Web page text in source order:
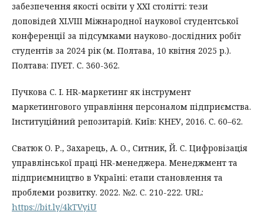
забезпечення якості освіти у ХХІ столітті: тези
доповідей ХLVІІІ Міжнародної наукової студентської
конференції за підсумками науково-дослідних робіт
студентів за 2024 рік (м. Полтава, 10 квітня 2025 р.).
Полтава: ПУЕТ. С. 360-362.
Пучкова С. І. HR-маркетинг як інструмент
маркетингового управління персоналом підприємства.
Інституційний репозитарій. Київ: КНЕУ, 2016. С. 60–62.
Сватюк О. Р., Захарець, А. О., Ситник, Й. С. Цифровізація
управлінської праці HR-менеджера. Менеджмент та
підприємництво в Україні: етапи становлення та
проблеми розвитку. 2022. №2. С. 210-222. URL:
https://bit.ly/4kTVyiU